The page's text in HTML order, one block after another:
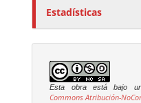
Estadísticas
Esta obra está bajo
Commons Atribución-